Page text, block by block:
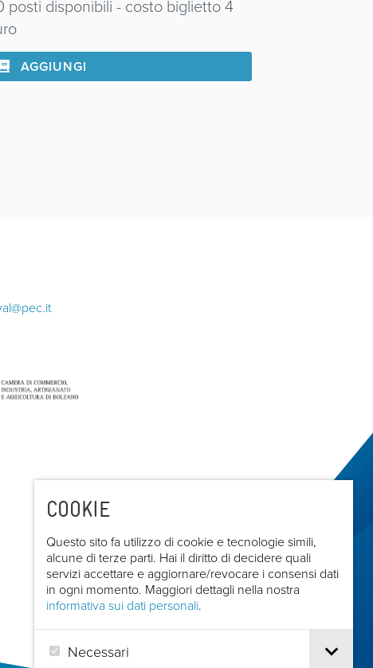
COOKIE
Questo sito fa utilizzo di cookie e tecnologie simili,
alcune di terze parti. Hai il diritto di decidere quali
servizi accettare e aggiornare/revocare i consensi dati
in ogni momento. Maggiori dettagli nella nostra
informativa sui dati personali.
Necessari
posti disponibili - costo biglietto 4
AGGIUNGI